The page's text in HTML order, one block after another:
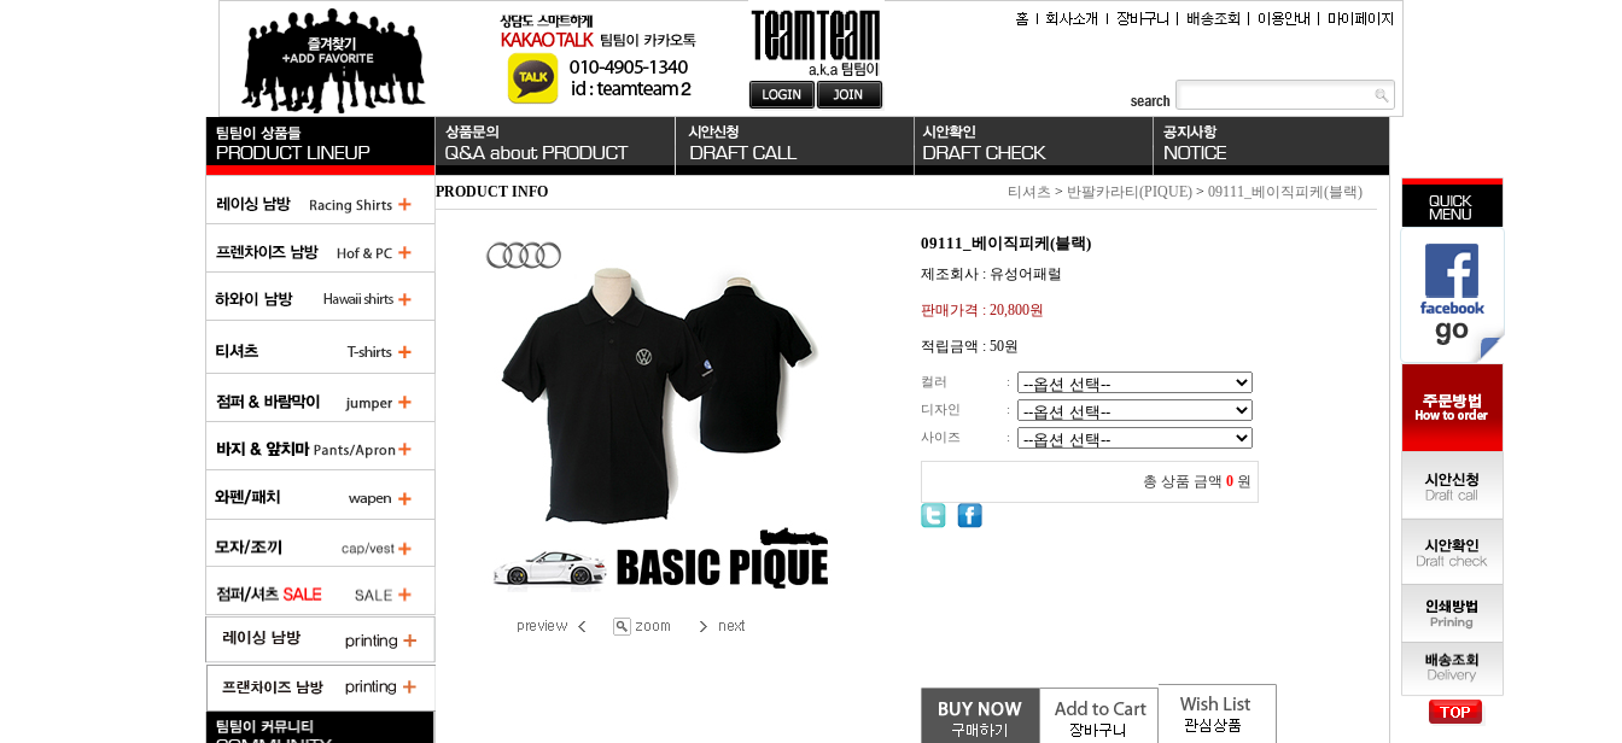
PRODUCT INFO 티셔츠 > 반팔카라티(PIQUE) > 09111_베이직피케(블랙)
09111_베이직피케(블랙)
제조회사 : 유성어패럴
판매가격 : 20,800원
적립금액 : 50원
컬러
:
디자인
:
사이즈
:
총 상품 금액 0 원